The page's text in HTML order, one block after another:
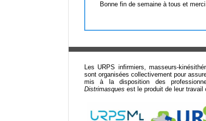
Bonne fin de semaine à tous et
Les URPS infirmiers, masseurs-
sont organisées collectivement pour
mis à la disposition des
Distrimasques est le produit de leur travail